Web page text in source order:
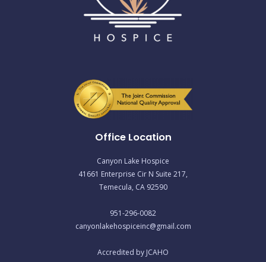
Office Location
Canyon Lake Hospice
41661 Enterprise Cir N Suite 217,
Temecula, CA 92590
951-296-0082
canyonlakehospiceinc@gmail.com
Accredited by JCAHO